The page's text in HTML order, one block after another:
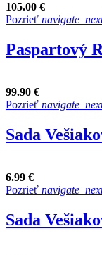
105.00 €
Pozrieť
Paspartový
99.90 €
Pozrieť
Sada
6.99 €
Pozrieť
Sada